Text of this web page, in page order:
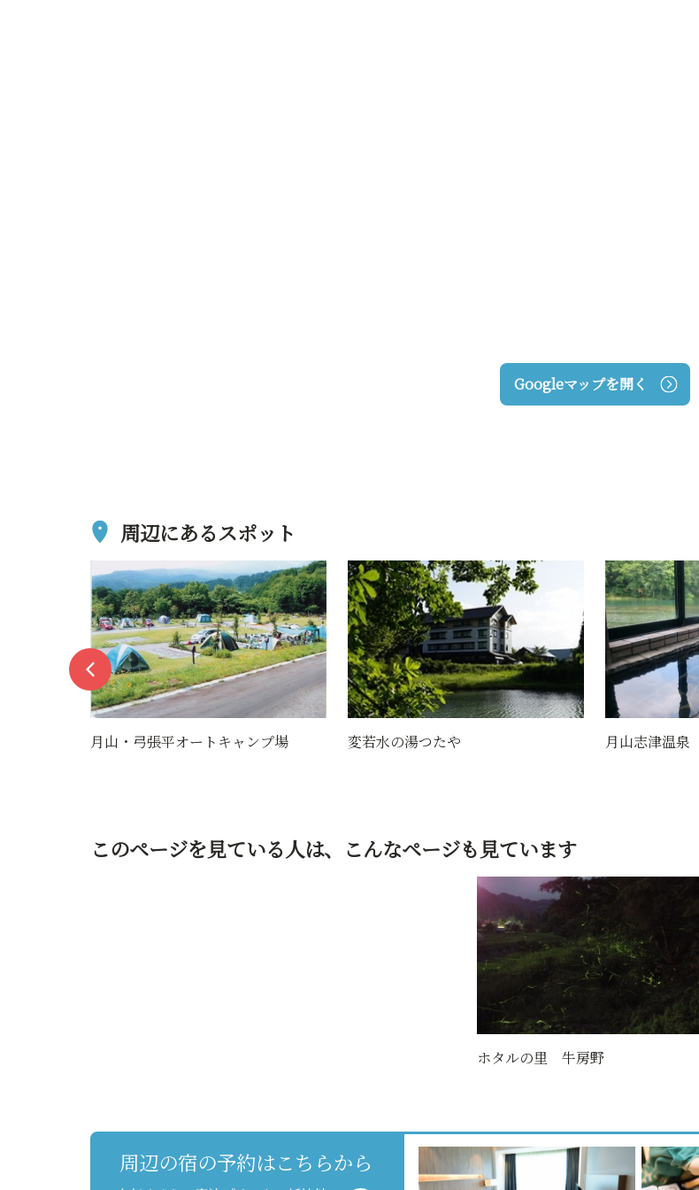
Googleマップを開く
周辺にあるスポット
変若水の湯つたや 月山志津温泉 五色沼
このページを見ている人は、 こんなページも見ています
ホタルの里 牛房野
周辺の宿の予約はこちらから